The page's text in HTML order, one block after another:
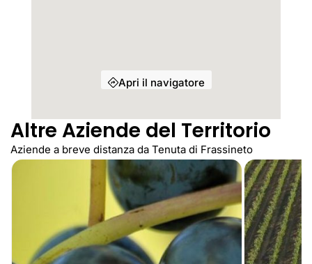
Apri il navigatore
Altre Aziende del Territorio
Aziende a breve distanza da Tenuta di Frassineto